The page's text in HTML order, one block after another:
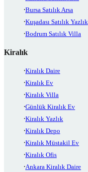
Bursa Satılık Arsa
Kuşadası Satılık Yazlık
Bodrum Satılık Villa
Kiralık
Kiralık Daire
Kiralık Ev
Kiralık Villa
Günlük Kiralık Ev
Kiralık Yazlık
Kiralık Depo
Kiralık Müstakil Ev
Kiralık Ofis
Ankara Kiralık Daire